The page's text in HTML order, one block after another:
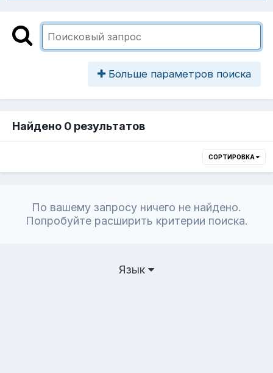
Больше параметров поиска
Найдено 0 результатов
СОРТИРОВКА
По вашему запросу ничего не найдено.
Попробуйте расширить критерии поиска.
Язык